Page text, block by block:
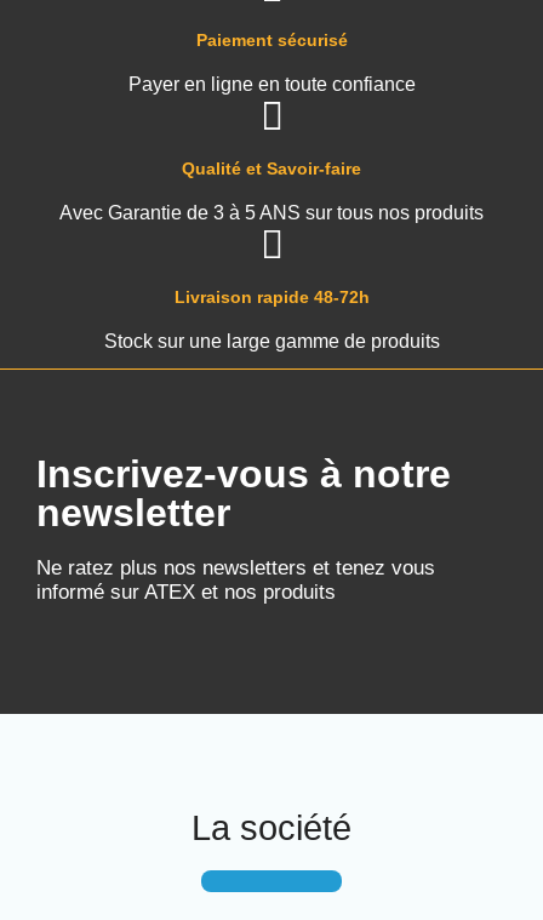
Livraison rapide 48-72h
Stock sur une large gamme de produits
Qualité et Savoir-faire
Avec Garantie de 3 à 5 ANS sur tous nos produits
Paiement sécurisé
Payer en ligne en toute confiance
Inscrivez-vous à notre
newsletter
Ne ratez plus nos newsletters et tenez vous
informé sur ATEX et nos produits
La société